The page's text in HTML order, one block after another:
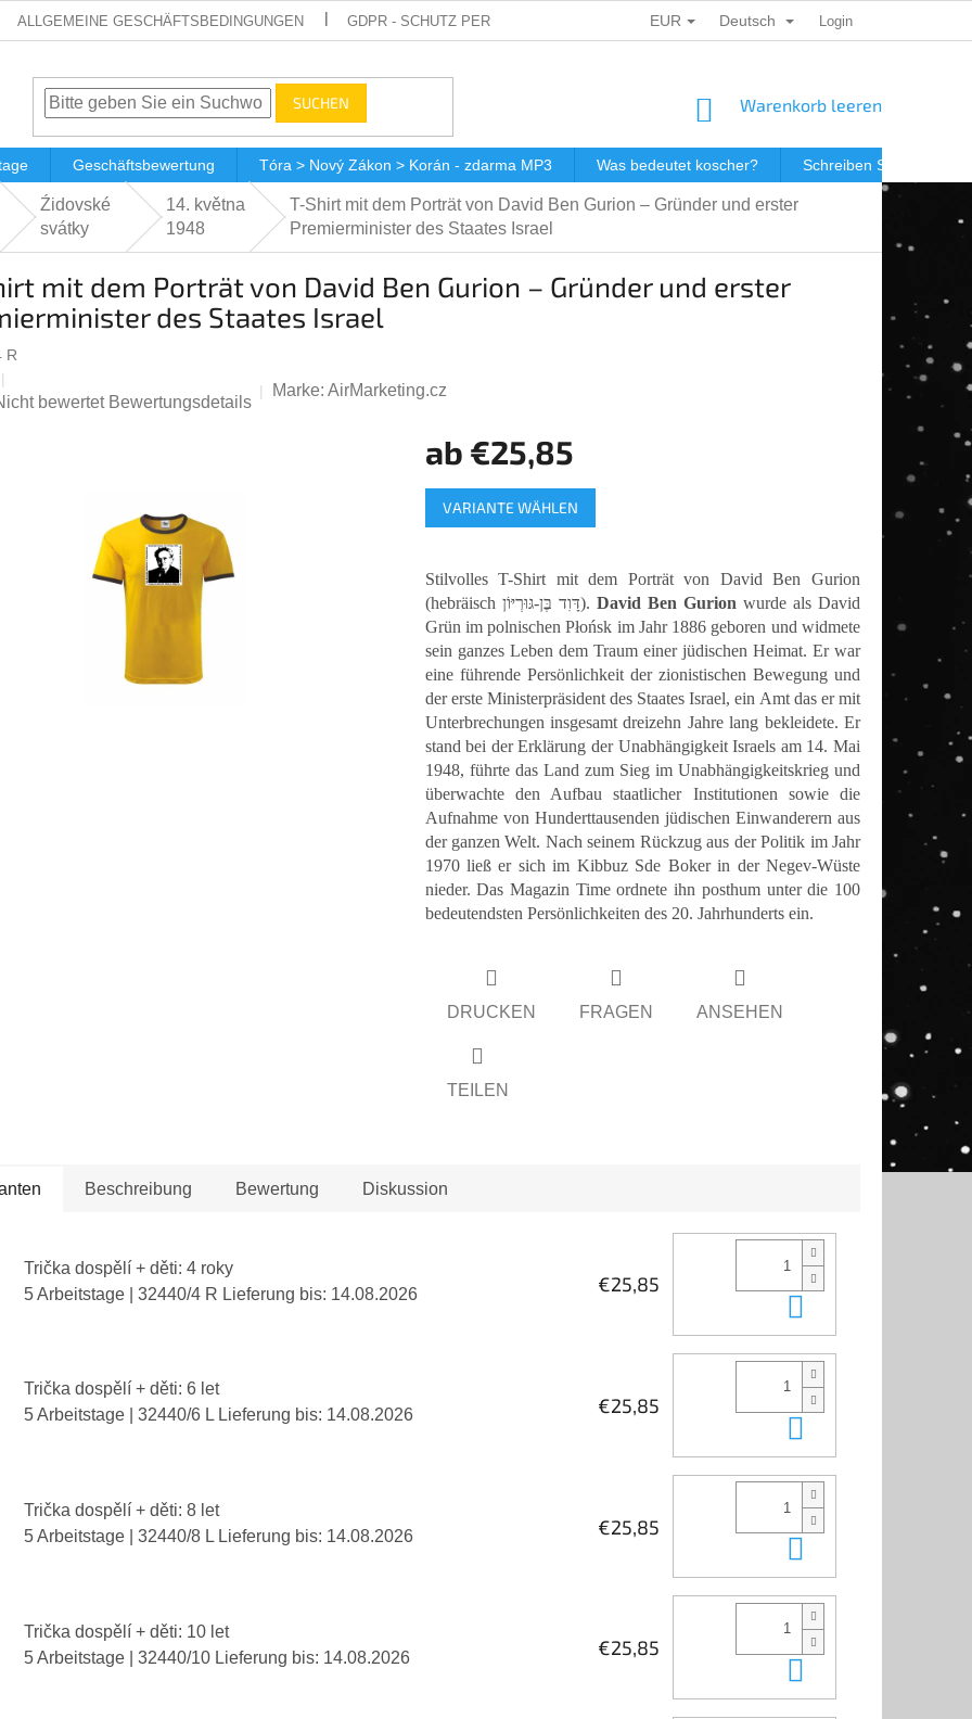
ALLGEMEINE GESCHÄFTSBEDINGUNGEN GDPR - SCHUTZ PERSONENBEZOGENER DATEN DÁRKOVÉ KUPONY
EUR Deutsch Login
SUCHEN WARENKORB
Warenkorb leeren
Geschäftsbewertung Tóra > Nový Zákon > Korán - zdarma MP3 Was bedeutet koscher? Schreiben Sie uns
Źidovské
svátky
14. května
1948
T-Shirt mit dem Porträt von David Ben Gurion – Gründer und erster
Premierminister des Staates Israel
mit dem Porträt von David Ben Gurion – Gründer und erster
des Staates Israel
R
bewertet Bewertungsdetails
Marke: AirMarketing.cz
ab €25,85
Verkaufspreis:
VARIANTE WÄHLEN
Stilvolles T-Shirt mit dem Porträt von David Ben Gurion
(hebräisch דָּוִד בֶּן-גּוּרְיּוֹן). David Ben Gurionwurde als David
Grün im polnischen Płońsk im Jahr 1886 geboren und widmete
sein ganzes Leben dem Traum einer jüdischen Heimat. Er war
eine führende Persönlichkeit der zionistischen Bewegung und
der erste Ministerpräsident des Staates Israel, ein Amt das er mit
Unterbrechungen insgesamt dreizehn Jahre lang bekleidete. Er
stand bei der Erklärung der Unabhängigkeit Israels am 14. Mai
1948, führte das Land zum Sieg im Unabhängigkeitskrieg und
überwachte den Aufbau staatlicher Institutionen sowie die
Aufnahme von Hunderttausenden jüdischen Einwanderern aus
der ganzen Welt. Nach seinem Rückzug aus der Politik im Jahr
1970 ließ er sich im Kibbuz Sde Boker in der Negev-Wüste
nieder. Das Magazin Time ordnete ihn posthum unter die 100
bedeutendsten Persönlichkeiten des 20. Jahrhunderts ein.
DRUCKEN FRAGEN ANSEHEN
TEILEN
Beschreibung Bewertung Diskussion
Trička dospělí + děti: 4 roky
5 Arbeitstage
| 32440/4 R Lieferung bis: 14.08.2026 €25,85
Trička dospělí + děti: 6 let
5 Arbeitstage
| 32440/6 L Lieferung bis: 14.08.2026 €25,85
Trička dospělí + děti: 8 let
5 Arbeitstage
| 32440/8 L Lieferung bis: 14.08.2026 €25,85
Trička dospělí + děti: 10 let
5 Arbeitstage
| 32440/10 Lieferung bis: 14.08.2026 €25,85